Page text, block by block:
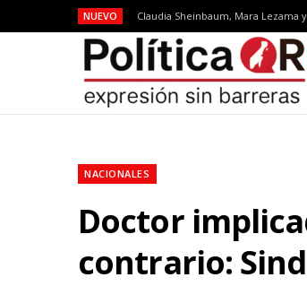
NUEVO
NACIONALES
Doctor
contrario: